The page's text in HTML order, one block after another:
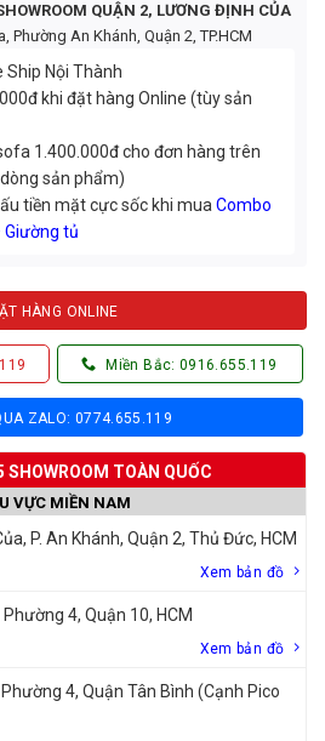
QUẬN 2, LƯƠNG ĐỊNH CỦA
An Khánh, Quận 2, TP.HCM
Ship Nội Thành
khi đặt hàng Online (tùy sản
1.400.000đ cho đơn hàng trên
sản phẩm)
tiền mặt cực sốc khi muaCombo
tủ
HÀNG ONLINE
Miền Bắc: 0916.655.119
ZALO: 0774.655.119
SHOWROOM TOÀN QUỐC
VỰC MIỀN NAM
P. An Khánh, Quận 2, Thủ Đức, HCM
Xem bản đồ
4, Quận 10, HCM
Xem bản đồ
4, Quận Tân Bình (Cạnh Pico